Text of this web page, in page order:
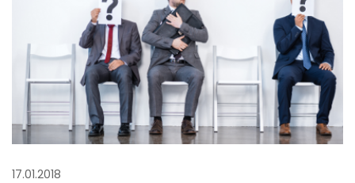
17.01.2018